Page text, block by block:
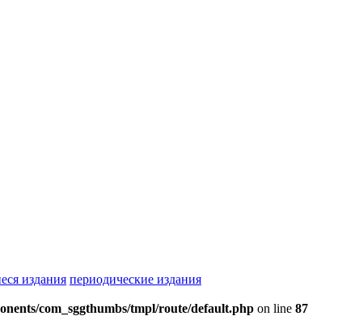
издания периодические издания
com_sggthumbs/tmpl/route/default.php on line 87